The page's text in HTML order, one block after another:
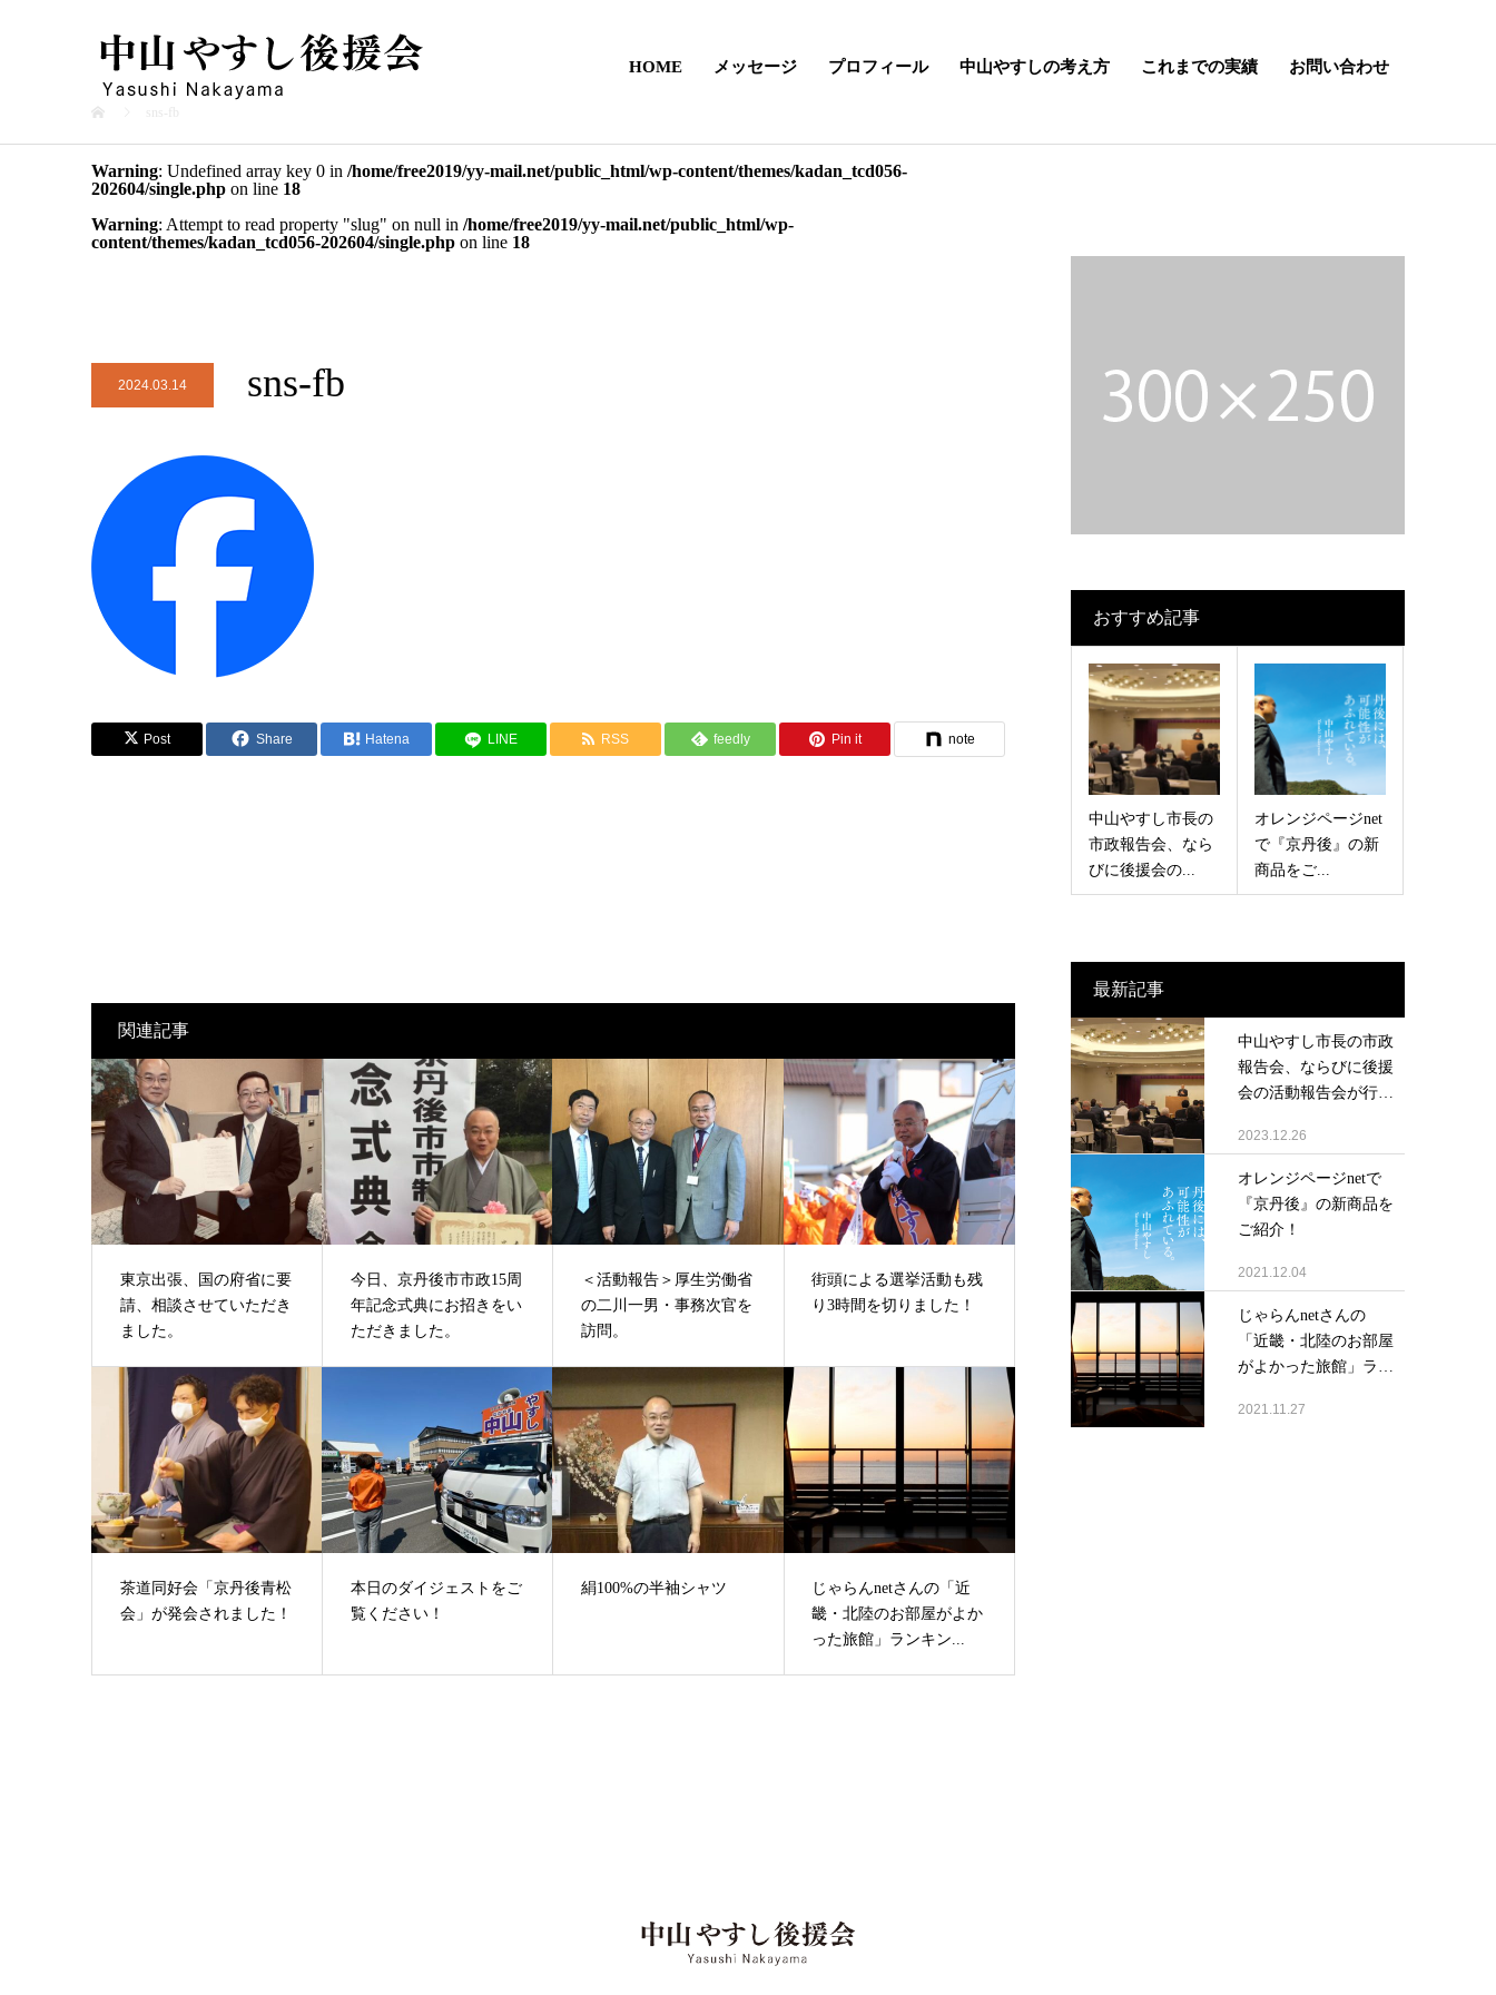
HOME メッセージ プロフィール 中山やすしの考え方 これまでの実績 お問い合わせ
sns-fb
Warning: Undefined array key 0 in /home/free2019/yy-mail.net/public_html/wp-content/themes/kadan_tcd056-
202604/single.php on line 18
Warning: Attempt to read property "slug" on null in /home/free2019/yy-mail.net/public_html/wp-
content/themes/kadan_tcd056-202604/single.php on line 18
2024.03.14 sns-fb
Post Share Hatena LINE RSS feedly Pin it note
関連記事
東京出張、国の府省に要
請、相談させていただき
ました。
今日、京丹後市市政15周
年記念式典にお招きをい
ただきました。
＜活動報告＞厚生労働省
の二川一男・事務次官を
訪問。
街頭による選挙活動も残
り3時間を切りました！
茶道同好会「京丹後青松
会」が発会されました！
本日のダイジェストをご
覧ください！
絹100%の半袖シャツ
じゃらんnetさんの「近
畿・北陸のお部屋がよか
った旅館」ランキン...
おすすめ記事
中山やすし市長の
市政報告会、なら
びに後援会の...
オレンジページnet
で『京丹後』の新
商品をご...
最新記事
中山やすし市長の市政
報告会、ならびに後援
会の活動報告会が行
2023.12.26
オレンジページnetで
『京丹後』の新商品を
ご紹介！
2021.12.04
じゃらんnetさんの
「近畿・北陸のお部屋
がよかった旅館」ラ
2021.11.27